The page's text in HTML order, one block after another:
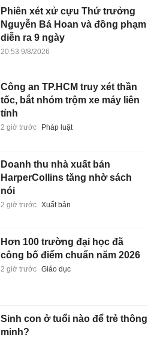
Phiên xét xử cựu Thứ trưởng
Nguyễn Bá Hoan và đồng phạm
diễn ra 9 ngày
20:53 9/8/2026
Công an TP.HCM truy xét thần
tốc, bắt nhóm trộm xe máy liên
tỉnh
2 giờ trước Pháp luật
Doanh thu nhà xuất bản
HarperCollins tăng nhờ sách
nói
2 giờ trước Xuất bản
Hơn 100 trường đại học đã
công bố điểm chuẩn năm 2026
2 giờ trước Giáo dục
Sinh con ở tuổi nào để trẻ thông
minh?